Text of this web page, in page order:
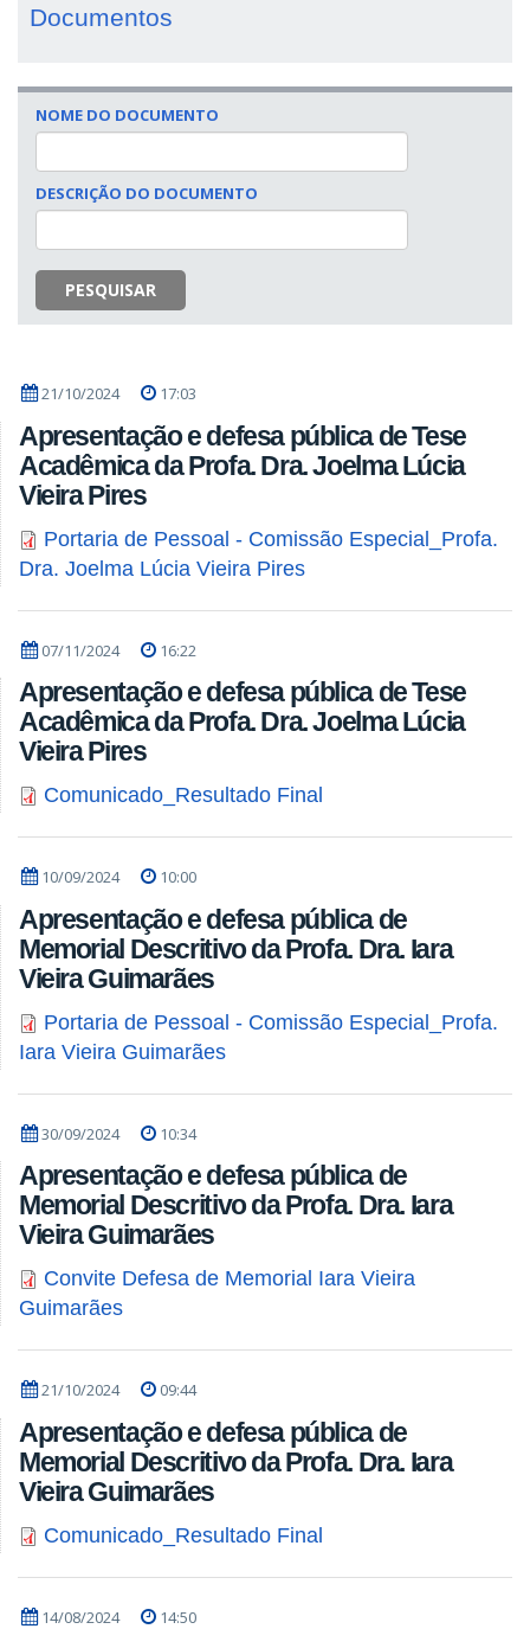
Documentos
NOME DO DOCUMENTO
DESCRIÇÃO DO DOCUMENTO
PESQUISAR
21/10/2024 17:03
Apresentação e defesa pública de Tese
Acadêmica da Profa. Dra. Joelma Lúcia
Vieira Pires
Portaria de Pessoal - Comissão Especial_Profa.
Dra. Joelma Lúcia Vieira Pires
07/11/2024 16:22
Apresentação e defesa pública de Tese
Acadêmica da Profa. Dra. Joelma Lúcia
Vieira Pires
Comunicado_Resultado Final
10/09/2024 10:00
Apresentação e defesa pública de
Memorial Descritivo da Profa. Dra. Iara
Vieira Guimarães
Portaria de Pessoal - Comissão Especial_Profa.
Iara Vieira Guimarães
30/09/2024 10:34
Apresentação e defesa pública de
Memorial Descritivo da Profa. Dra. Iara
Vieira Guimarães
Convite Defesa de Memorial Iara Vieira
Guimarães
21/10/2024 09:44
Apresentação e defesa pública de
Memorial Descritivo da Profa. Dra. Iara
Vieira Guimarães
Comunicado_Resultado Final
14/08/2024 14:50